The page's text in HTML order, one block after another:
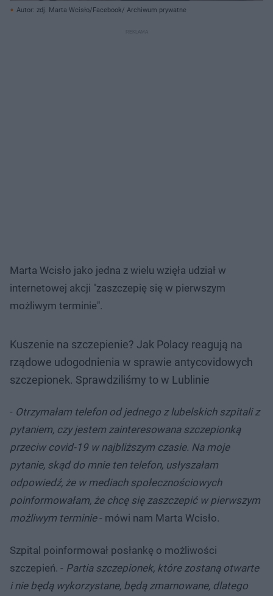
Autor: zdj. Marta Wcisło/Facebook/ Archiwum prywatne
Marta Wcisło jako jedna z wielu wzięła udział w
internetowej akcji "zaszczepię się w pierwszym
możliwym terminie".
Kuszenie na szczepienie? Jak Polacy reagują na
rządowe udogodnienia w sprawie antycovidowych
szczepionek. Sprawdziliśmy to w Lublinie
- Otrzymałam telefon od jednego z lubelskich szpitali z
pytaniem, czy jestem zainteresowana szczepionką
przeciw covid-19 w najbliższym czasie. Na moje
pytanie, skąd do mnie ten telefon, usłyszałam
odpowiedź, że w mediach społecznościowych
poinformowałam, że chcę się zaszczepić w pierwszym
możliwym terminie- mówi nam Marta Wcisło.
Szpital poinformował posłankę o możliwości
szczepień. - Partia szczepionek, które zostaną otwarte
i nie będą wykorzystane, będą zmarnowane, dlatego